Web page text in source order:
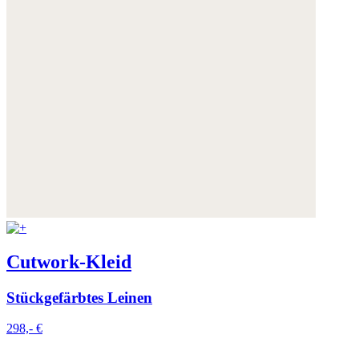
Cutwork-Kleid
Stückgefärbtes Leinen
298,- €